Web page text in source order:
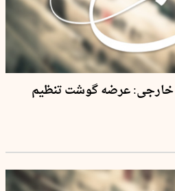
خارجی: عرضه گوشت تنظیم